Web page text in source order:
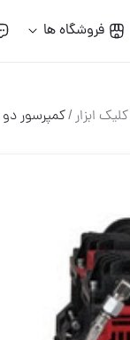
فروشگاه ها
کلیک ابزار/کمپرسور